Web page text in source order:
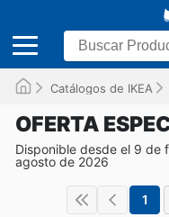
Catálogos de IKEA
OFERTA
Disponible desde el 9 de
agosto de 2026
1